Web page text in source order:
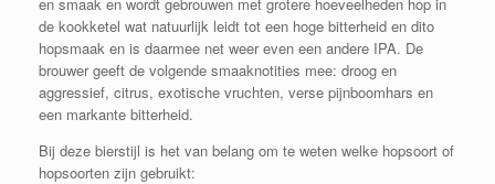
de kookketel wat natuurlijk leidt tot een hoge bitterheid en dito
hopsmaak en is daarmee net weer even een andere IPA. De
brouwer geeft de volgende smaaknotities mee: droog en
aggressief, citrus, exotische vruchten, verse pijnboomhars en
een markante bitterheid.
Bij deze bierstijl is het van belang om te weten welke hopsoort of
hopsoorten zijn gebruikt: